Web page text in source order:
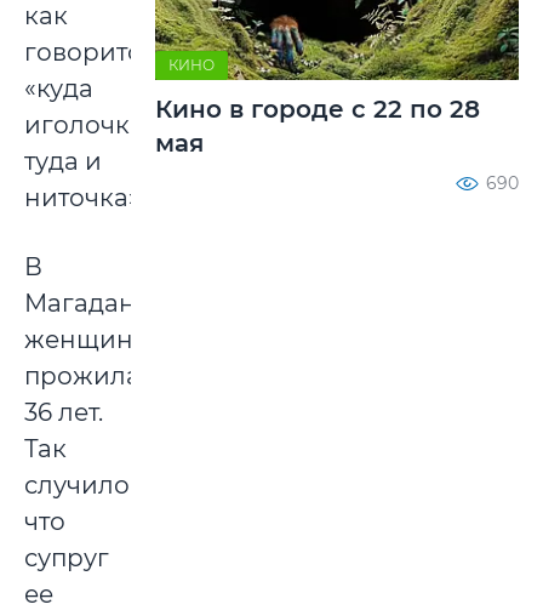
как
говорится
«куда
иголочка,
туда и
ниточка».
В
Магадане
женщина
прожила
36 лет.
Так
случилось,
что
супруг
ее
КИНО
Кино в городе с 22 по 28
мая
690